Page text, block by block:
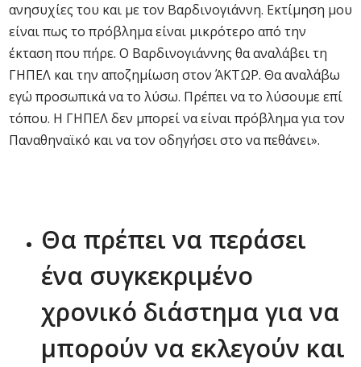
ανησυχίες του και με τον Βαρδινογιάννη. Εκτίμηση μου
είναι πως το πρόβλημα είναι μικρότερο από την
έκταση που πήρε. Ο Βαρδινογιάννης θα αναλάβει τη
ΓΗΠΕΛ και την αποζημίωση στον ΆΚΤΩΡ. Θα αναλάβω
εγώ προσωπικά να το λύσω. Πρέπει να το λύσουμε επί
τόπου. Η ΓΗΠΕΛ δεν μπορεί να είναι πρόβλημα για τον
Παναθηναϊκό και να τον οδηγήσει στο να πεθάνει».
Θα πρέπει να περάσει
ένα συγκεκριμένο
χρονικό διάστημα για να
μπορούν να εκλεγούν και